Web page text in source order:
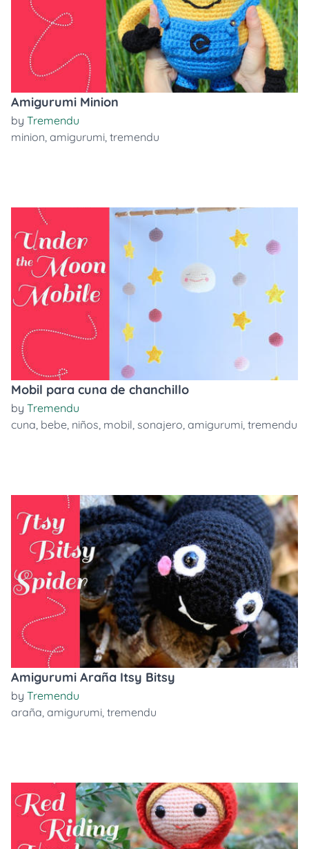
Amigurumi Minion
by Tremendu
minion, amigurumi, tremendu
Mobil para cuna de chanchillo
by Tremendu
cuna, bebe, niños, mobil, sonajero, amigurumi, tremendu
Amigurumi Araña Itsy Bitsy
by Tremendu
araña, amigurumi, tremendu